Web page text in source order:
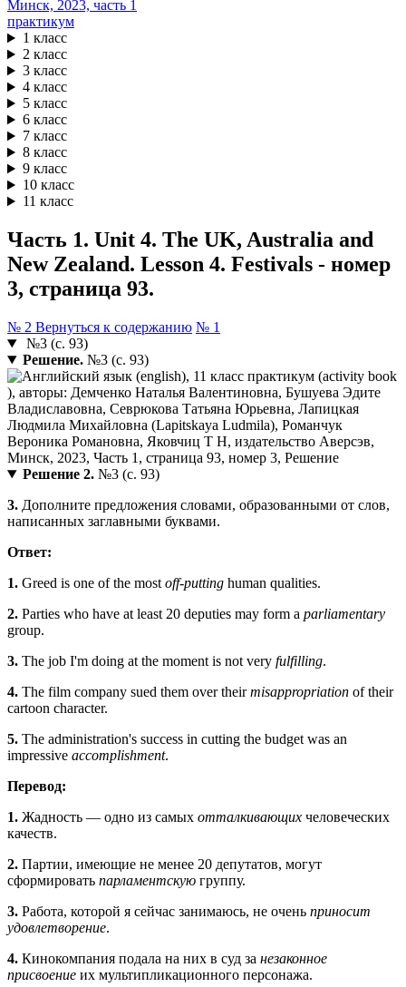
практикум
1 класс
2 класс
3 класс
4 класс
5 класс
6 класс
7 класс
8 класс
9 класс
10 класс
11 класс
Часть 1. Unit 4. The UK, Australia and
New Zealand. Lesson 4. Festivals - номер
3, страница 93.
№ 2 Вернуться к содержанию № 1
№3 (с. 93)
Решение.№3 (с. 93)
Решение 2.№3 (с. 93)
3. Дополните предложения словами, образованными от слов,
написанных заглавными буквами.
Ответ:
1. Greed is one of the most off-putting human qualities.
2. Parties who have at least 20 deputies may form a parliamentary
group.
3. The job I'm doing at the moment is not very fulfilling.
4. The film company sued them over theirmisappropriation of their
cartoon character.
5. The administration's success in cutting the budget was an
impressive accomplishment.
Перевод:
1. Жадность — одно из самых отталкивающих человеческих
качеств.
2. Партии, имеющие не менее 20 депутатов, могут
сформировать парламентскую группу.
3. Работа, которой я сейчас занимаюсь, не очень приносит
удовлетворение.
4. Кинокомпания подала на них в суд за незаконное
присвоение их мультипликационного персонажа.